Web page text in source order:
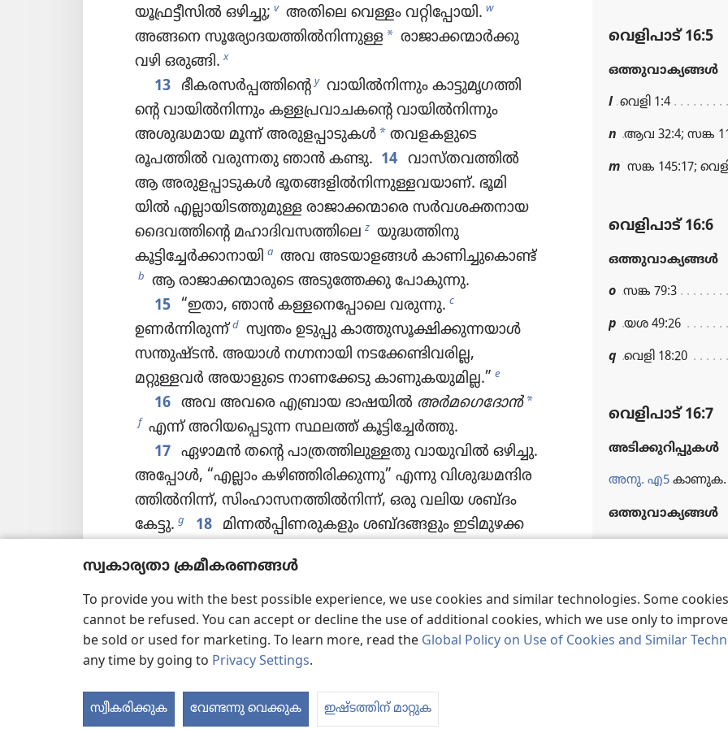
സ്വകാര്യതാ ക്രമീകരണങ്ങൾ
To provide you with the best possible experience, we use cookies and similar technologies. Some
cannot be refused. You can accept or decline the use of additional cookies, which we use only to
be sold or used for marketing. To learn more, read the Global Policy on Use of Cookies and Similar
any time by going to Privacy Settings.
സ്വീകരിക്കുക വേണ്ടന്നു വെക്കുക ഇഷ്ടത്തിന് മാറ്റുക
യൂഫ്ര​ട്ടീ​സിൽ ഒഴിച്ചു; v അതിലെ വെള്ളം വറ്റി​പ്പോ​യി. w
അങ്ങനെ സൂര്യോദയത്തിൽനിന്നുള്ള * രാജാ​ക്ക​ന്മാർക്കു
വഴി ഒരുങ്ങി. x
13 ഭീകരസർപ്പത്തിന്റെ y വായിൽനി​ന്നും കാട്ടു​മൃ​ഗ​ത്തി​
ന്റെ വായിൽനി​ന്നും കള്ളപ്ര​വാ​ച​കന്റെ വായിൽനി​ന്നും
അശുദ്ധ​മായ മൂന്ന്‌ അരുളപ്പാടുകൾ* തവളക​ളു​ടെ
രൂപത്തിൽ വരുന്നതു ഞാൻ കണ്ടു. 14 വാസ്‌തവത്തിൽ
ആ അരുള​പ്പാ​ടു​കൾ ഭൂതങ്ങ​ളിൽനി​ന്നു​ള്ള​വ​യാണ്‌. ഭൂമി​
യിൽ എല്ലായി​ട​ത്തു​മുള്ള രാജാ​ക്ക​ന്മാ​രെ സർവശ​ക്ത​നായ
ദൈവ​ത്തി​ന്റെ മഹാദിവസത്തിലെ z യുദ്ധത്തി​നു
കൂട്ടിച്ചേർക്കാനായി a അവ അടയാ​ളങ്ങൾ കാണിച്ചുകൊണ്ട്‌
b
ആ രാജാ​ക്ക​ന്മാ​രു​ടെ അടു​ത്തേക്കു പോകു​ന്നു.
15 “ഇതാ, ഞാൻ കള്ളനെപ്പോ​ലെ വരുന്നു. c
ഉണർന്നിരുന്ന്‌ d സ്വന്തം ഉടുപ്പു കാത്തു​സൂ​ക്ഷി​ക്കു​ന്ന​യാൾ
സന്തുഷ്ടൻ. അയാൾ നഗ്നനായി നടക്കേ​ണ്ടി​വ​രില്ല,
മറ്റുള്ളവർ അയാളു​ടെ നാണ​ക്കേടു കാണു​ക​യു​മില്ല.” e
16 അവ അവരെ എബ്രായ ഭാഷയിൽ അർമഗെദോൻ*
f എന്ന്‌ അറിയപ്പെ​ടുന്ന സ്ഥലത്ത്‌ കൂട്ടി​ച്ചേർത്തു.
17 ഏഴാമൻ തന്റെ പാത്ര​ത്തി​ലു​ള്ളതു വായു​വിൽ ഒഴിച്ചു.
അപ്പോൾ, “എല്ലാം കഴിഞ്ഞി​രി​ക്കു​ന്നു” എന്നു വിശു​ദ്ധ​മ​ന്ദി​ര​
ത്തിൽനിന്ന്‌, സിംഹാ​സ​ന​ത്തിൽനിന്ന്‌, ഒരു വലിയ ശബ്ദം
കേട്ടു. g 18 മിന്നൽപ്പിണരുകളും ശബ്ദങ്ങളും ഇടിമു​ഴ​ക്ക​
ഇന്നുവരെ ഉണ്ടായി​ട്ടി​ല്ലാ​ത്തത്ര വലുതും ശക്തവും ആയ ഒരു
ഭൂകമ്പ​വും ഉണ്ടായി. h 19 മഹാനഗരം i മൂന്നായി പിളർന്നു;
ജനതക​ളു​ടെ നഗരങ്ങ​ളും നശിച്ചുപോ​യി. ദൈവം തന്റെ ഉഗ്ര​
കോ​പം എന്ന വീഞ്ഞു നിറച്ച പാനപാത്രം j ബാബി​ലോൺ
എന്ന മഹതിക്കു k കൊടു​ക്കാൻവേണ്ടി അവളെ ഓർത്തു.
20 ദ്വീപുകളെല്ലാം ഓടിപ്പോ​യി; പർവതങ്ങൾ അപ്രത്യ​ക്ഷ​മാ​
യി. l ആകാശത്തുനിന്ന്‌ വലിയ ആലിപ്പ​ഴങ്ങൾ
വെളിപാട്‌ 16:5
ഒത്തുവാക്യങ്ങള്‍
l വെളി 1:4
n ആവ 32:4; സങ്ക
m സങ്ക 145:17;
വെളിപാട്‌ 16:6
ഒത്തുവാക്യങ്ങള്‍
o സങ്ക 79:3
p യശ 49:26
q വെളി 18:20
വെളിപാട്‌ 16:7
അടിക്കുറിപ്പുകള്‍
അനു. എ5 കാണുക.
ഒത്തുവാക്യങ്ങള്‍
വെളിപാട്‌ 16:8